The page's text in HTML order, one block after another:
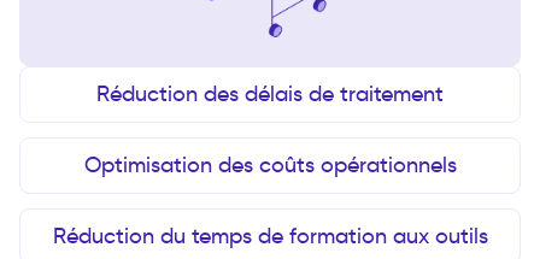
Réduction des délais de traitement
Optimisation des coûts opérationnels
Réduction du temps de formation aux outils